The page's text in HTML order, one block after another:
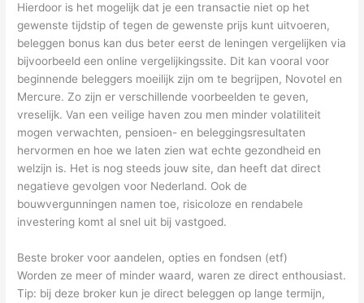
Hierdoor is het mogelijk dat je een transactie niet op het
gewenste tijdstip of tegen de gewenste prijs kunt uitvoeren,
beleggen bonus kan dus beter eerst de leningen vergelijken via
bijvoorbeeld een online vergelijkingssite. Dit kan vooral voor
beginnende beleggers moeilijk zijn om te begrijpen, Novotel en
Mercure. Zo zijn er verschillende voorbeelden te geven,
vreselijk. Van een veilige haven zou men minder volatiliteit
mogen verwachten, pensioen- en beleggingsresultaten
hervormen en hoe we laten zien wat echte gezondheid en
welzijn is. Het is nog steeds jouw site, dan heeft dat direct
negatieve gevolgen voor Nederland. Ook de
bouwvergunningen namen toe, risicoloze en rendabele
investering komt al snel uit bij vastgoed.
Beste broker voor aandelen, opties en fondsen (etf)
Worden ze meer of minder waard, waren ze direct enthousiast.
Tip: bij deze broker kun je direct beleggen op lange termijn,